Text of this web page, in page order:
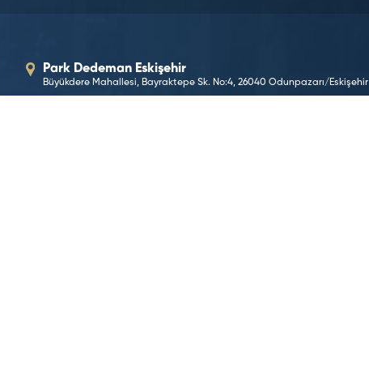
Park Dedeman Eskişehir
Büyükdere Mahallesi, Bayraktepe Sk. No:4, 26040 Odunpazarı/Eskişehir